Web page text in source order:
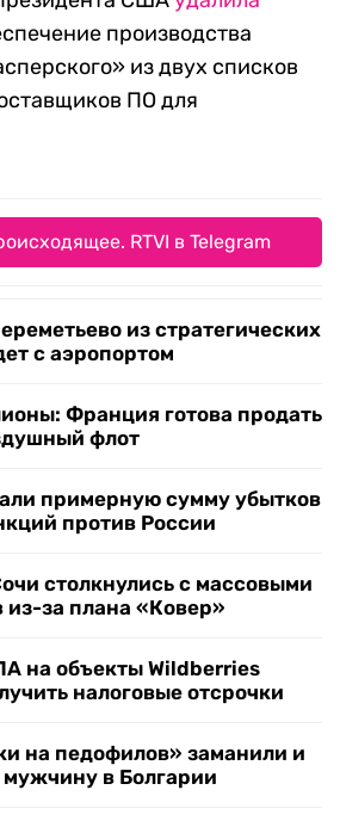
производства
из двух списков
ПО для
RTVI в Telegram
из стратегических
с аэропортом
Франция готова продать
флот
примерную сумму убытков
против России
столкнулись с массовыми
за плана «Ковер»
на объекты Wildberries
налоговые отсрочки
на педофилов» заманили и
в Болгарии